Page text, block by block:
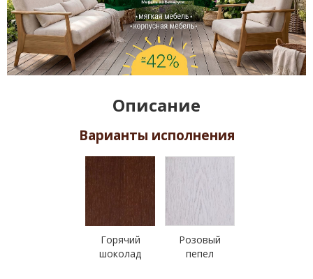
Описание
Варианты исполнения
Горячий
шоколад
Розовый
пепел